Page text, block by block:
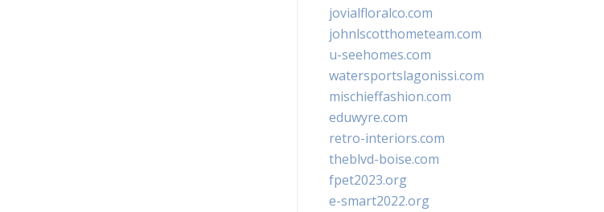
jovialfloralco.com
johnlscotthometeam.com
u-seehomes.com
watersportslagonissi.com
mischieffashion.com
eduwyre.com
retro-interiors.com
theblvd-boise.com
fpet2023.org
e-smart2022.org